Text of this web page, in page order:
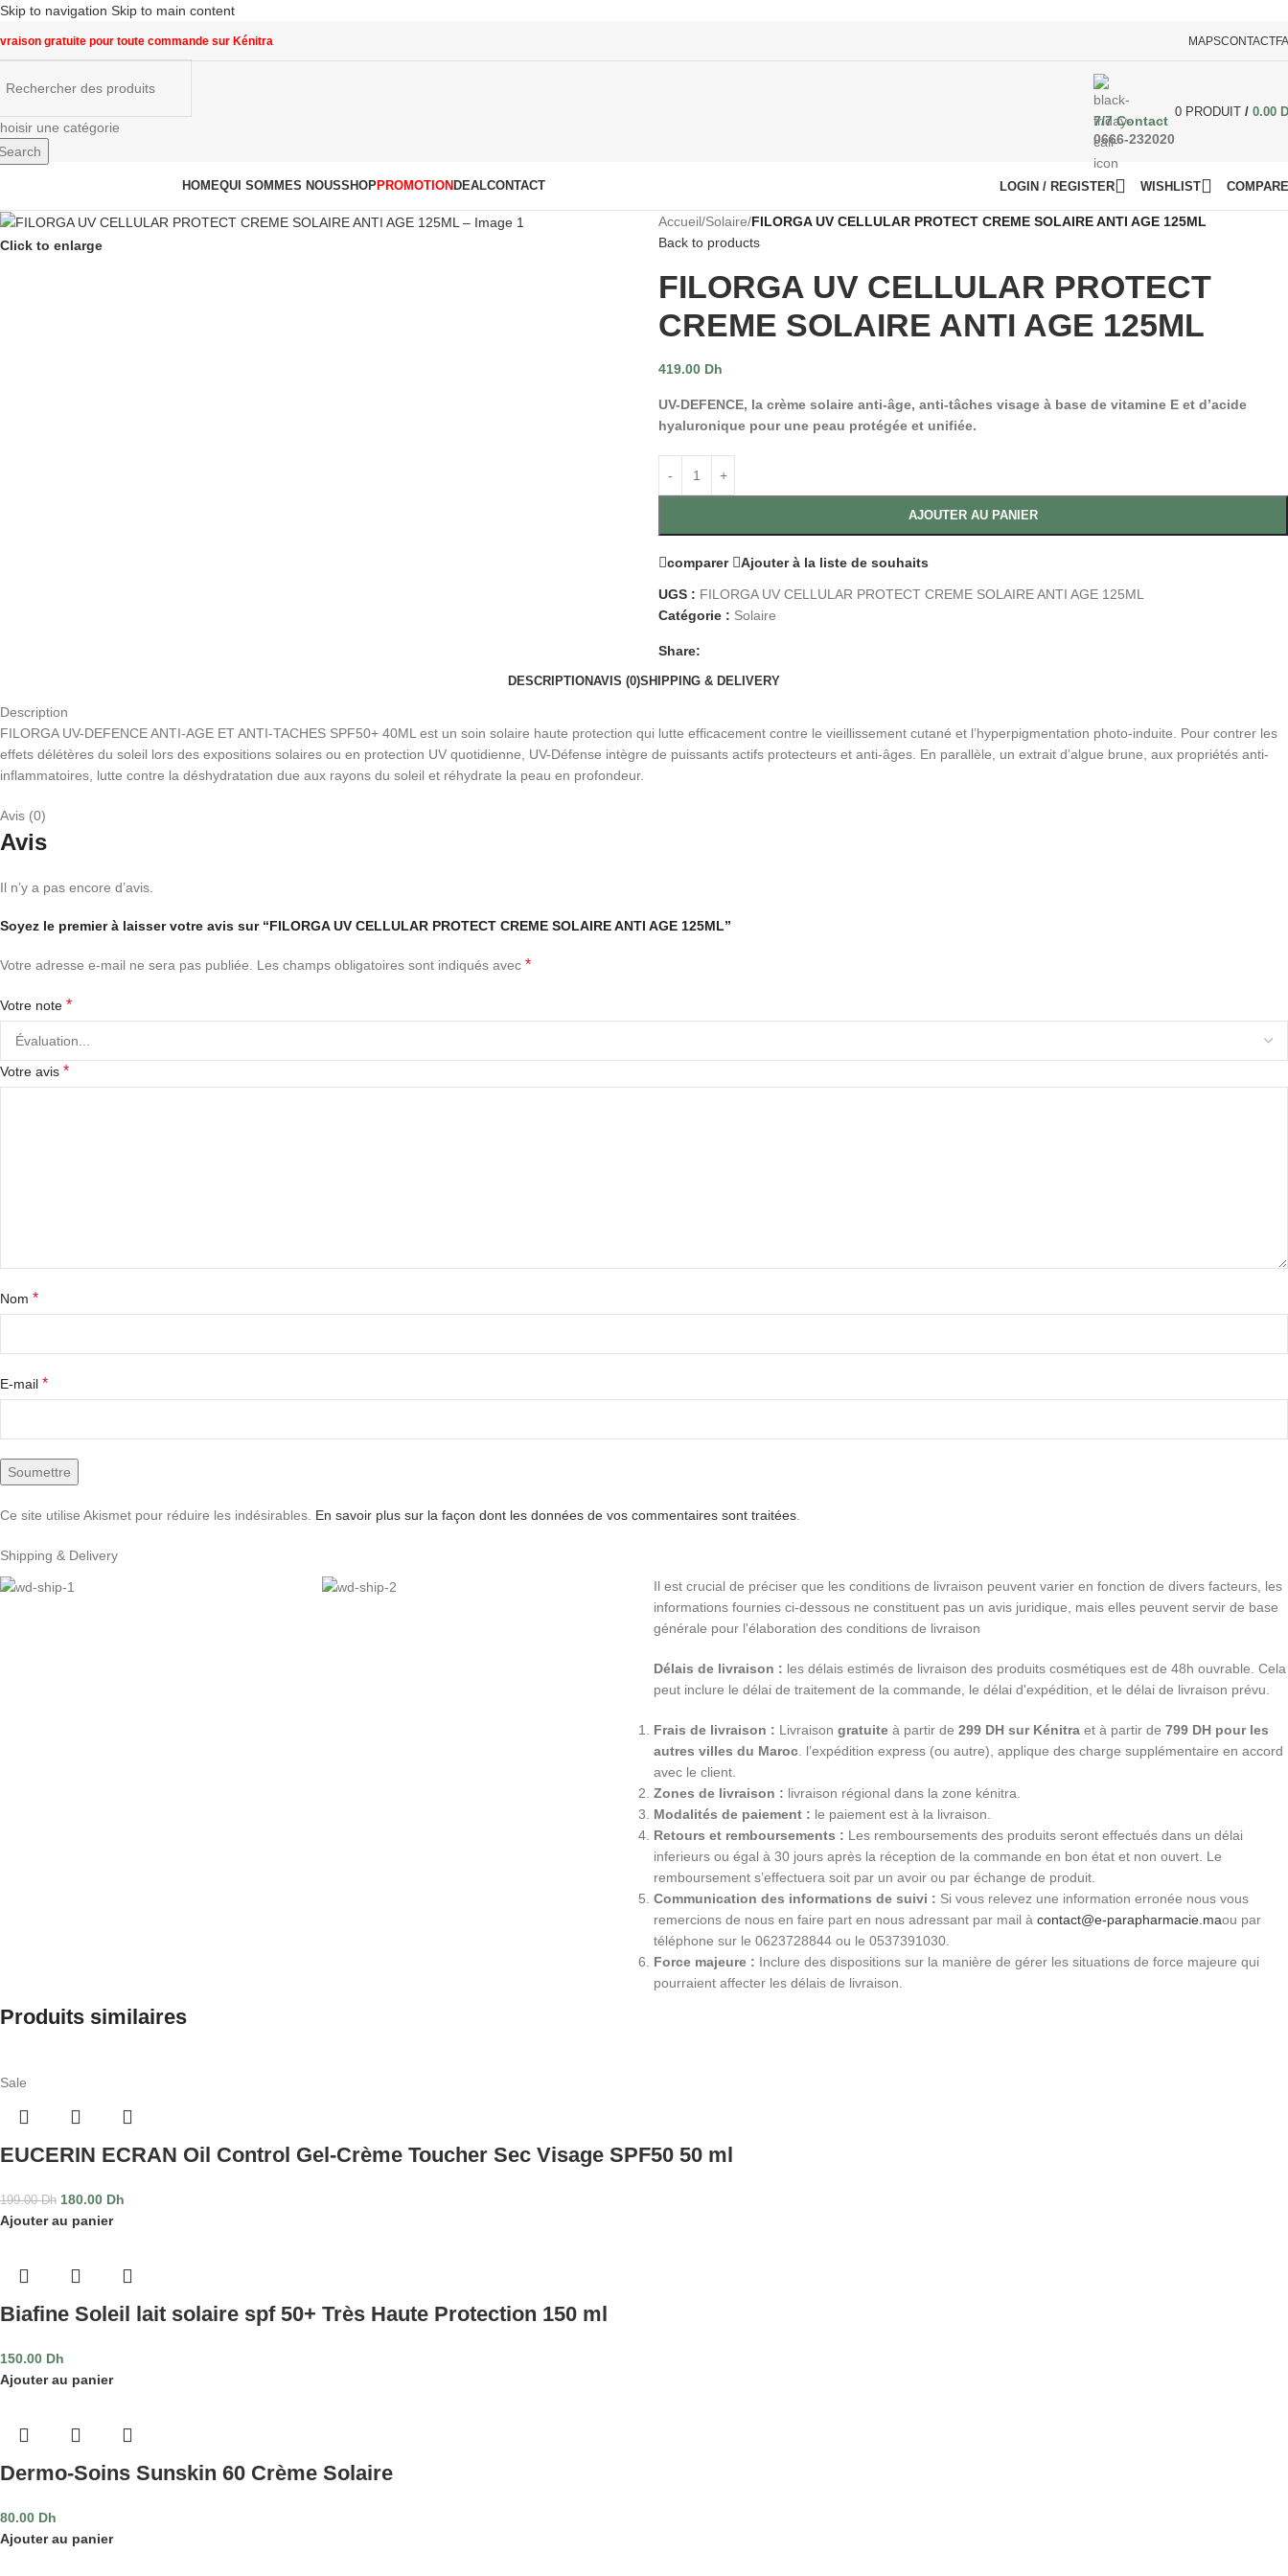
Skip to navigation Skip to main content
gratuite pour toute commande sur Kénitra MAPSCONTACT
une catégorie
7/7 Contact
0666-232020
0 PRODUIT / 0.00
HOMEQUI SOMMES NOUSSHOPPROMOTION DEALCONTACT LOGIN / REGISTER WISHLIST
Click to enlarge
Accueil/Solaire/FILORGA UV CELLULAR PROTECT CREME SOLAIRE ANTI AGE 125ML
Back to products
FILORGA UV CELLULAR PROTECT
CREME SOLAIRE ANTI AGE 125ML
419.00 Dh
UV-DEFENCE, la crème solaire anti-âge, anti-tâches visage à base de vitamine E et d’acide
hyaluronique pour une peau protégée et unifiée.
AJOUTER AU PANIER
comparer Ajouter à la liste de souhaits
UGS : FILORGA UV CELLULAR PROTECT CREME SOLAIRE ANTI AGE 125ML
Catégorie : Solaire
Share:
DESCRIPTIONAVIS (0)SHIPPING & DELIVERY
Description
FILORGA UV-DEFENCE ANTI-AGE ET ANTI-TACHES SPF50+ 40ML est un soin solaire haute protection qui lutte efficacement contre le vieillissement cutané et l’hyperpigmentation photo-induite. Pour contrer les
effets délétères du soleil lors des expositions solaires ou en protection UV quotidienne, UV-Défense intègre de puissants actifs protecteurs et anti-âges. En parallèle, un extrait d’algue brune, aux propriétés anti-
inflammatoires, lutte contre la déshydratation due aux rayons du soleil et réhydrate la peau en profondeur.
Avis (0)
Avis
Il n’y a pas encore d’avis.
Soyez le premier à laisser votre avis sur “FILORGA UV CELLULAR PROTECT CREME SOLAIRE ANTI AGE 125ML”
Votre adresse e-mail ne sera pas publiée. Les champs obligatoires sont indiqués avec *
Votre note *
Votre avis *
Nom *
E-mail *
Ce site utilise Akismet pour réduire les indésirables. En savoir plus sur la façon dont les données de vos commentaires sont traitées
Shipping & Delivery
Il est crucial de préciser que les conditions de livraison peuvent varier en fonction de divers facteurs, les
informations fournies ci-dessous ne constituent pas un avis juridique, mais elles peuvent servir de base
générale pour l'élaboration des conditions de livraison
Délais de livraison : les délais estimés de livraison des produits cosmétiques est de 48h ouvrable. Cela
peut inclure le délai de traitement de la commande, le délai d'expédition, et le délai de livraison prévu.
Frais de livraison : Livraison gratuite à partir de 299 DH sur Kénitra et à partir de 799 DH pour les
autres villes du Maroc . l’expédition express (ou autre), applique des charge supplémentaire en accord
avec le client.
Zones de livraison : livraison régional dans la zone kénitra.
Modalités de paiement : le paiement est à la livraison.
Retours et remboursements : Les remboursements des produits seront effectués dans un délai
inferieurs ou égal à 30 jours après la réception de la commande en bon état et non ouvert. Le
remboursement s’effectuera soit par un avoir ou par échange de produit.
Communication des informations de suivi : Si vous relevez une information erronée nous vous
remercions de nous en faire part en nous adressant par mail à contact@e-parapharmacie.maou par
téléphone sur le 0623728844 ou le 0537391030.
Force majeure : Inclure des dispositions sur la manière de gérer les situations de force majeure qui
pourraient affecter les délais de livraison.
Produits similaires
Sale
EUCERIN ECRAN Oil Control Gel-Crème Toucher Sec Visage SPF50 50 ml
199.00Dh 180.00 Dh
Ajouter au panier
Biafine Soleil lait solaire spf 50+ Très Haute Protection 150 ml
150.00 Dh
Ajouter au panier
Dermo-Soins Sunskin 60 Crème Solaire
80.00 Dh
Ajouter au panier